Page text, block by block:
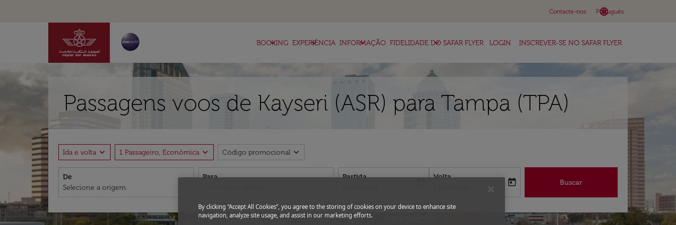
Contacte-nos language
Português
keyboard_arrow_down
BOOKING
keyboard_arrow_down EXPERIÊNCIA
keyboard_arrow_down INFORMAÇÃO
keyboard_arrow_down FIDELIDADE DO SAFAR FLYER
keyboard_arrow_down LOGIN INSCREVER-SE NO SAFAR FLYER
Passagens voos de Kayseri (ASR) para Tampa (TPA)
Ida e volta expand_more 1 Passageiro, Econômica expand_more Código promocional expand_more
De Para
Partida
Volta
fc-booking-return-date-aria-label
today Buscar
By clicking “Accept All Cookies”, you agree to the storing of cookies on your device to enhance site
navigation, analyze site usage, and assist in our marketing efforts.